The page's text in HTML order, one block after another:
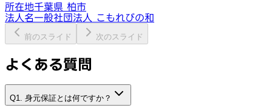
所在地千葉県 柏市
法人名一般社団法人 こもれびの和
前のスライド 次のスライド
よくある質問
Q1. 身元保証とは何ですか？